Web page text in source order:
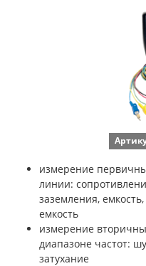
измерение
линии:
заземления,
емкость
измерение
диапазоне частот:
затухание